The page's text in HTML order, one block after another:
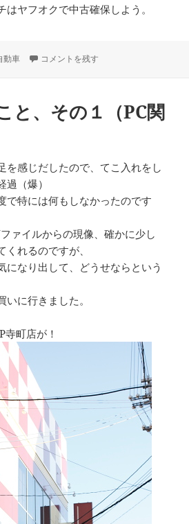
はヤフオクで中古確保しよう。
ー
動車 連休にしたこと、その２（自動車関係
コメントを残す
と、その１（PC関
を感じだしたので、てこ入れをし
（爆）
で特には何もしなかったのです
ァイルからの現像、確かに少し
れるのですが、
になり出して、どうせならという
に行きました。
寺町店が！